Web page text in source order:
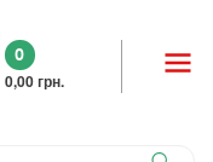
0
0,00 грн.